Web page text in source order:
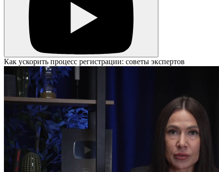
Как ускорить процесс регистрации: советы экспертов